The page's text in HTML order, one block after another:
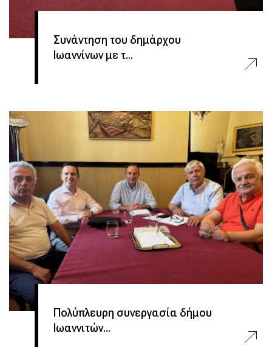
Συνάντηση του δημάρχου
Ιωαννίνων με τ...
Πολύπλευρη συνεργασία δήμου
Ιωαννιτών...